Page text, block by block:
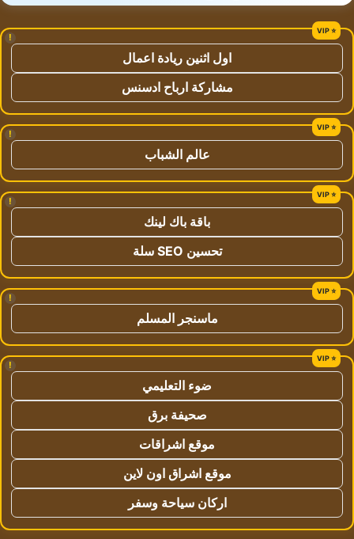
!
اول اثنين ريادة اعمال
مشاركة ارباح ادسنس
!
عالم الشباب
!
باقة باك لينك
تحسين SEO سلة
!
ماسنجر المسلم
!
ضوء التعليمي
صحيفة برق
موقع اشراقات
موقع اشراق اون لاين
اركان سياحة وسفر